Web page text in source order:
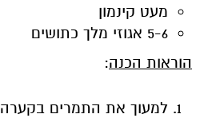
מעט קינמון
5-6 אגוזי מלך כתושים
הוראות הכנה:
למעוך את התמרים בקערה